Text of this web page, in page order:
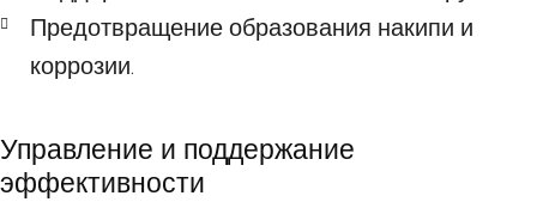
Предотвращение образования накипи и
коррозии.
Управление и поддержание
эффективности